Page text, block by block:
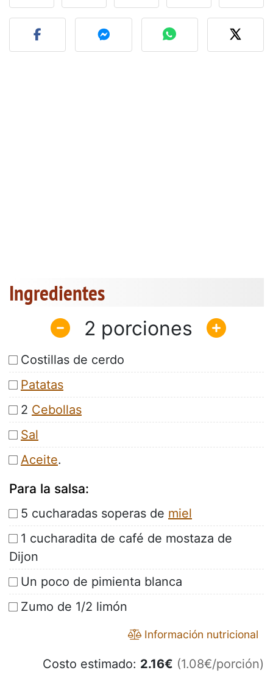
Publicar la foto de esta
Ingredientes
2
Costillas de cerdo
Patatas
2 Cebollas
Sal
Aceite.
Para la salsa:
5 cucharadas soperas de miel
1 cucharadita de café de mostaza de
Dijon
Un poco de pimienta blanca
Zumo de 1/2 limón
Información nutricional
Costo estimado: 2.16€ (1.08€/porción)